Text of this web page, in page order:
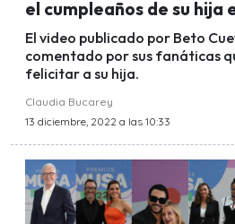
el cumpleaños de su hija
El video publicado por Beto
comentado por sus fanáticas
felicitar a su hija.
Claudia Bucarey
13 diciembre, 2022 a las 10:33